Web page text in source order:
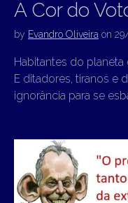
A Cor do
by Evandro Oliveira on
Habitantes do
E ditadores, tiranos e
ignorância para se